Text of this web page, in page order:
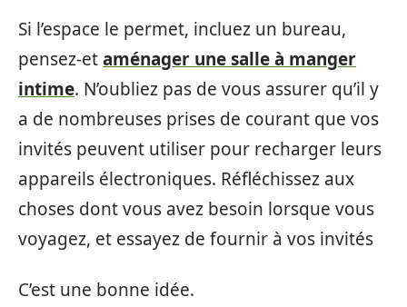
Si l’espace le permet, incluez un bureau,
pensez-etaménager une salle à manger
intime. N’oubliez pas de vous assurer qu’il y
a de nombreuses prises de courant que vos
invités peuvent utiliser pour recharger leurs
appareils électroniques. Réfléchissez aux
choses dont vous avez besoin lorsque vous
voyagez, et essayez de fournir à vos invités
C’est une bonne idée.